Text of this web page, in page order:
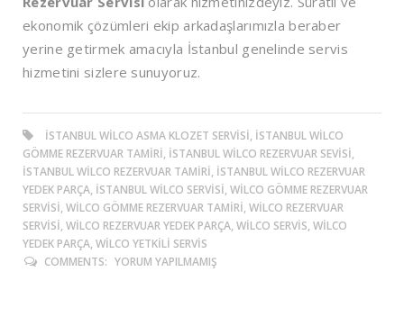
ekonomik çözümleri ekip arkadaşlarımızla beraber
yerine getirmek amacıyla İstanbul genelinde servis
hizmetini sizlere sunuyoruz.
ISTANBUL WILCO ASMA KLOZET SERVISI, ISTANBUL WILCO
GÖMME REZERVUAR TAMIRI, ISTANBUL WILCO REZERVUAR SEVISI,
ISTANBUL WILCO REZERVUAR TAMIRI, ISTANBUL WILCO REZERVUAR
YEDEK PARÇA, ISTANBUL WILCO SERVISI, WILCO GÖMME REZERVUAR
SERVISI, WILCO GÖMME REZERVUAR TAMIRI, WILCO REZERVUAR
SERVISI, WILCO REZERVUAR YEDEK PARÇA, WILCO SERVIS, WILCO
YEDEK PARÇA, WILCO YETKILI SERVIS
COMMENTS: YORUM YAPILMAMIŞ